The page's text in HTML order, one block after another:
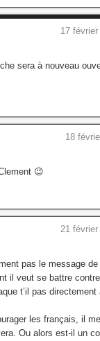
17
sera à nouveau
18
😉
21
pas le message
il veut se battre
t’il pas directement
les français, il
Ou alors est-il un